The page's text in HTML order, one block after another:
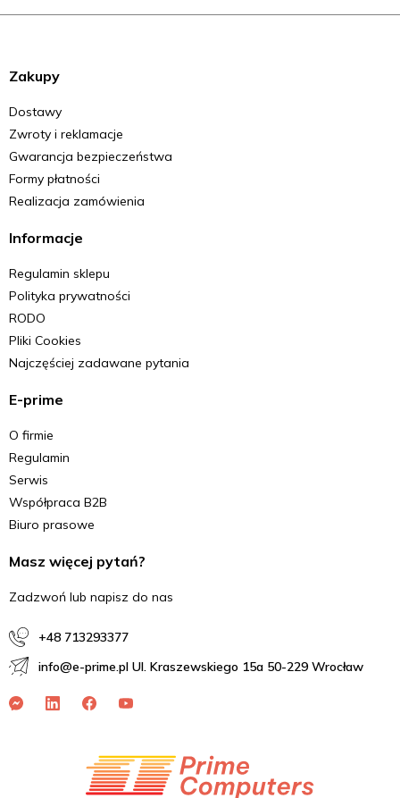
Zakupy
Dostawy
Zwroty i reklamacje
Gwarancja bezpieczeństwa
Formy płatności
Realizacja zamówienia
Informacje
Regulamin sklepu
Polityka prywatności
RODO
Pliki Cookies
Najczęściej zadawane pytania
E-prime
O firmie
Regulamin
Serwis
Współpraca B2B
Biuro prasowe
Masz więcej pytań?
Zadzwoń lub napisz do nas
+48 713293377
info@e-prime.pl Ul. Kraszewskiego 15a 50-229 Wrocław